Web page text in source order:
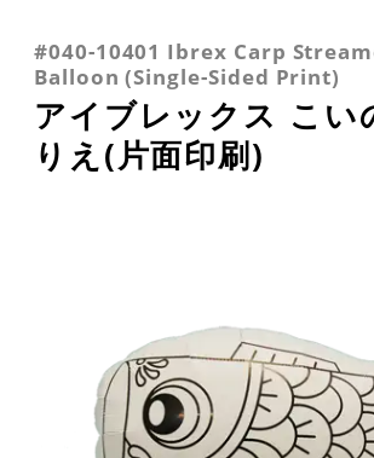
アイブレックス
#040-10401 Ibrex Carp
Balloon (Single-Sided Print)
アイブレックス こい
りえ(片面印刷)